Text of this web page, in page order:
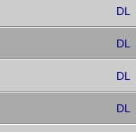
DL
DL
DL
DL